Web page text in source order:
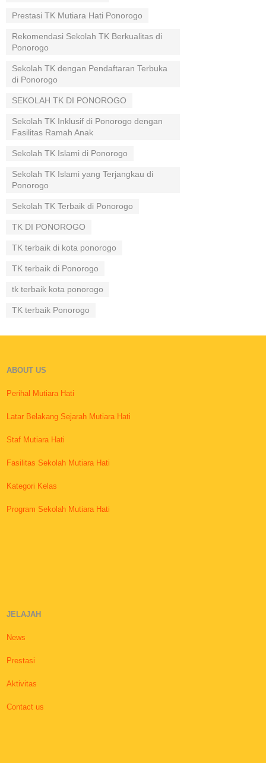
Prestasi TK Mutiara Hati Ponorogo
Rekomendasi Sekolah TK Berkualitas di
Ponorogo
Sekolah TK dengan Pendaftaran Terbuka
di Ponorogo
SEKOLAH TK DI PONOROGO
Sekolah TK Inklusif di Ponorogo dengan
Fasilitas Ramah Anak
Sekolah TK Islami di Ponorogo
Sekolah TK Islami yang Terjangkau di
Ponorogo
Sekolah TK Terbaik di Ponorogo
TK DI PONOROGO
TK terbaik di kota ponorogo
TK terbaik di Ponorogo
tk terbaik kota ponorogo
TK terbaik Ponorogo
ABOUT US
Perihal Mutiara Hati
Latar Belakang Sejarah Mutiara Hati
Staf Mutiara Hati
Fasilitas Sekolah Mutiara Hati
Kategori Kelas
Program Sekolah Mutiara Hati
JELAJAH
News
Prestasi
Aktivitas
Contact us